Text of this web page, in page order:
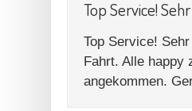
Top Service!
Top Service!
Fahrt. Alle happy
angekommen.